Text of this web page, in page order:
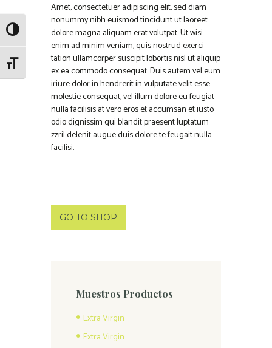
ALTERNAR ALTO CONTRASTE
ALTERNAR TAMAÑO DE LETRA
Amet, consectetuer adipiscing elit, sed diam
nonummy nibh euismod tincidunt ut laoreet
dolore magna aliquam erat volutpat. Ut wisi
enim ad minim veniam, quis nostrud exerci
tation ullamcorper suscipit lobortis nisl ut aliquip
ex ea commodo consequat. Duis autem vel eum
iriure dolor in hendrerit in vulputate velit esse
molestie consequat, vel illum dolore eu feugiat
nulla facilisis at vero eros et accumsan et iusto
odio dignissim qui blandit praesent luptatum
zzril delenit augue duis dolore te feugait nulla
facilisi.
GO TO SHOP
Muestros Productos
Extra Virgin
Extra Virgin